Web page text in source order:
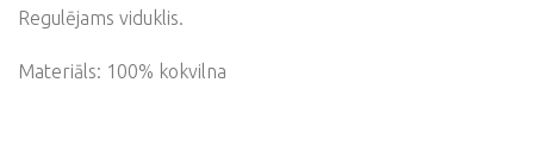
Regulējams viduklis.
Materiāls: 100% kokvilna